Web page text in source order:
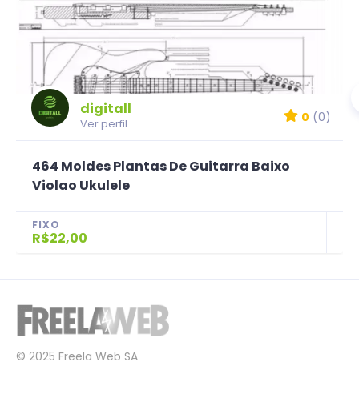
digitall
Ver perfil 0 (0)
464 Moldes Plantas De Guitarra Baixo
Violao Ukulele
FIXO
R$22,00
© 2025 Freela Web SA